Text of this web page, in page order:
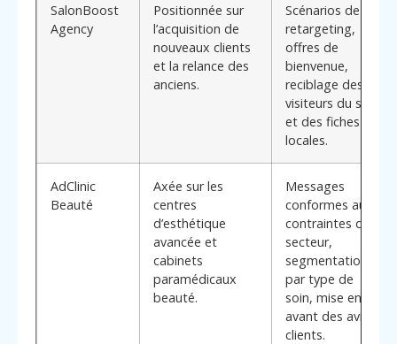
SalonBoost
Agency
Positionnée sur
l’acquisition de
nouveaux clients
et la relance des
anciens.
Scénarios de
retargeting,
offres de
bienvenue,
reciblage des
visiteurs du site
et des fiches
locales.
AdClinic
Beauté
Axée sur les
centres
d’esthétique
avancée et
cabinets
paramédicaux
beauté.
Messages
conformes aux
contraintes du
secteur,
segmentation
par type de
soin, mise en
avant des avis
clients.